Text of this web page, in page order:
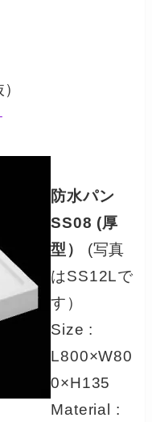
防水パン
SS08 (厚
型）
(写真
はSS12Lで
す）
Size :
L800×W80
0×H135
Material :